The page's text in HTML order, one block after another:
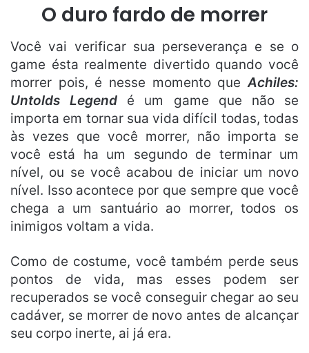
O duro fardo de morrer
Você vai verificar sua perseverança e se o
game ésta realmente divertido quando você
morrer pois, é nesse momento queAchiles:
Untolds Legend é um game que não se
importa em tornar sua vida difícil todas, todas
às vezes que você morrer, não importa se
você está ha um segundo de terminar um
nível, ou se você acabou de iniciar um novo
nível. Isso acontece por que sempre que você
chega a um santuário ao morrer, todos os
inimigos voltam a vida.
Como de costume, você também perde seus
pontos de vida, mas esses podem ser
recuperados se você conseguir chegar ao seu
cadáver, se morrer de novo antes de alcançar
seu corpo inerte, ai já era.